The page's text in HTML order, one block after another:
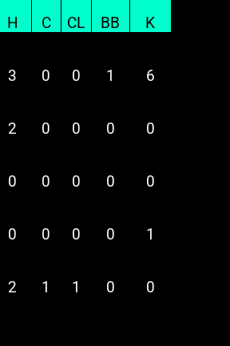
H C CL BB K
3 0 0 1 6
2 0 0 0 0
0 0 0 0 0
0 0 0 0 1
2 1 1 0 0